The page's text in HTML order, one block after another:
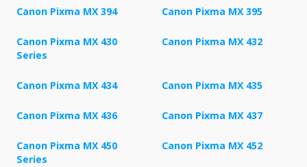
Canon Pixma MX 394 Canon Pixma MX 395
Canon Pixma MX 430
Series
Canon Pixma MX 432
Canon Pixma MX 434 Canon Pixma MX 435
Canon Pixma MX 436 Canon Pixma MX 437
Canon Pixma MX 450
Series
Canon Pixma MX 452